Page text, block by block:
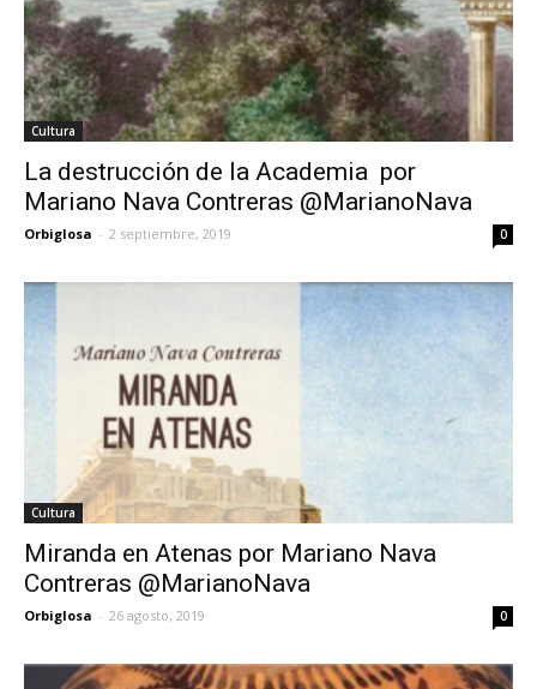
Cultura
La destrucción de la Academia por
Mariano Nava Contreras @MarianoNava
Orbiglosa - 2 septiembre, 2019 0
Cultura
Miranda en Atenas por Mariano Nava
Contreras @MarianoNava
Orbiglosa - 26 agosto, 2019 0